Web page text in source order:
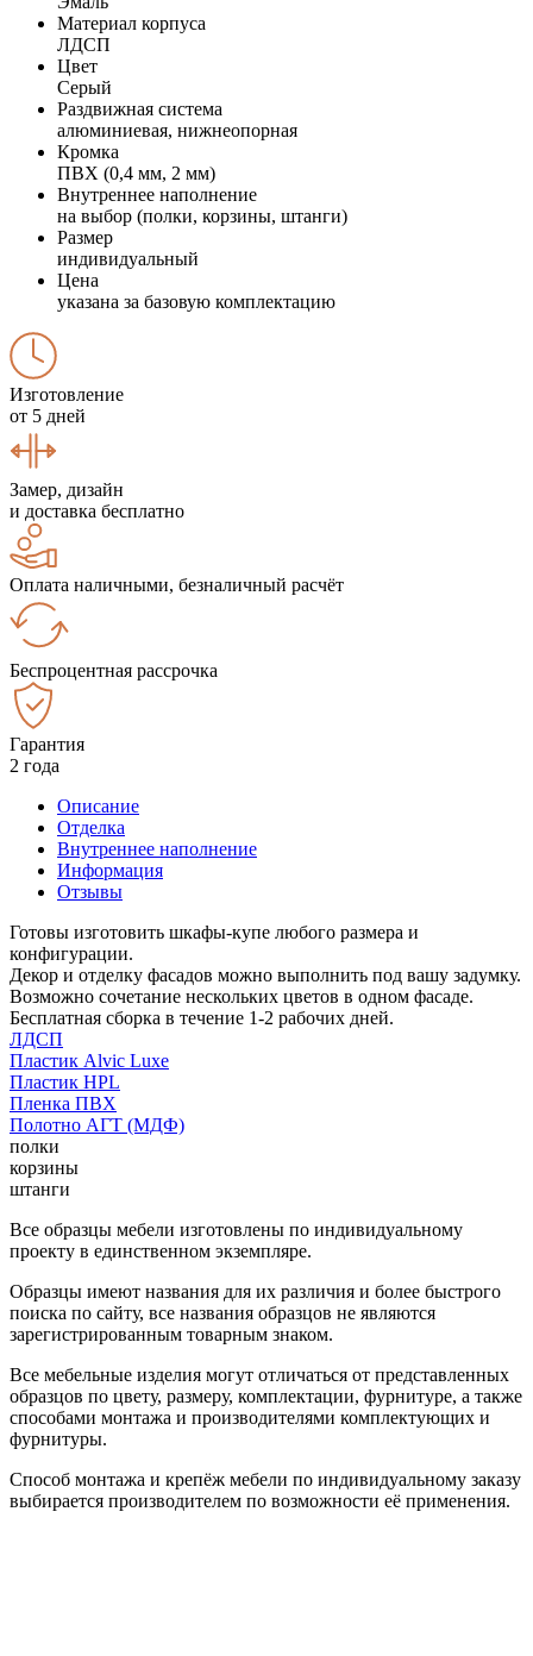
Материал корпуса
ЛДСП
Цвет
Серый
Раздвижная система
алюминиевая, нижнеопорная
Кромка
ПВХ (0,4 мм, 2 мм)
Внутреннее наполнение
на выбор (полки, корзины, штанги)
Размер
индивидуальный
Цена
указана за базовую комплектацию
Изготовление
от 5 дней
Замер, дизайн
и доставка бесплатно
Оплата наличными, безналичный расчёт
Беспроцентная рассрочка
Гарантия
2 года
Описание
Отделка
Внутреннее наполнение
Информация
Отзывы
Готовы изготовить шкафы-купе любого размера и
конфигурации.
Декор и отделку фасадов можно выполнить под вашу задумку.
Возможно сочетание нескольких цветов в одном фасаде.
Бесплатная сборка в течение 1-2 рабочих дней.
ЛДСП
Пластик Alvic Luxe
Пластик HPL
Пленка ПВХ
Полотно АГТ (МДФ)
полки
корзины
штанги
Все образцы мебели изготовлены по индивидуальному
проекту в единственном экземпляре.
Образцы имеют названия для их различия и более быстрого
поиска по сайту, все названия образцов не являются
зарегистрированным товарным знаком.
Все мебельные изделия могут отличаться от представленных
образцов по цвету, размеру, комплектации, фурнитуре, а также
способами монтажа и производителями комплектующих и
фурнитуры.
Способ монтажа и крепёж мебели по индивидуальному заказу
выбирается производителем по возможности её применения.